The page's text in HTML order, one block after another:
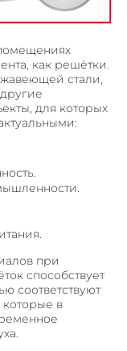
ОБРАЗНЫЙ
как решётки.
стали,
для которых
при
способствует
соответствуют
в